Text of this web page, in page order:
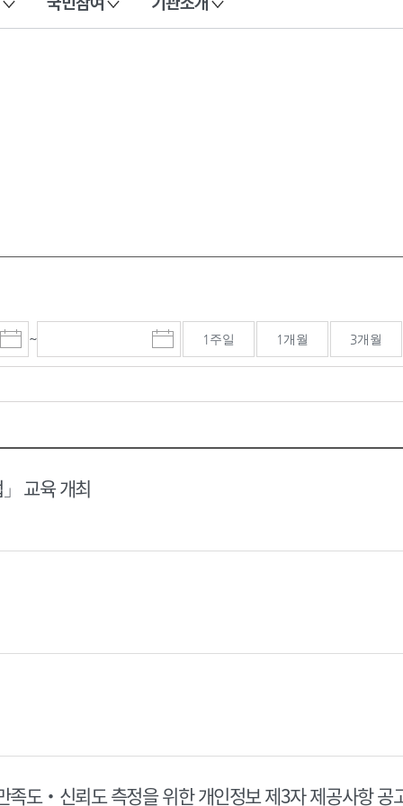
시
~
종
료
력
1주일 1개월 3개월
교육 개최
족도‧신뢰도 측정을 위한 개인정보 제3자 제공사항 공